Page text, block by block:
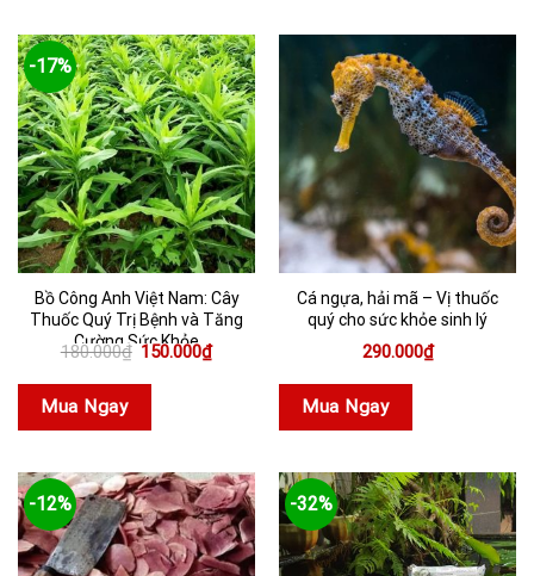
-17%
Bồ Công Anh Việt Nam: Cây
Thuốc Quý Trị Bệnh và Tăng
Cường Sức Khỏe
180.000₫ Giá
là:
150.000₫Giá
hiện
Mua Ngay
Cá ngựa, hải mã – Vị thuốc
quý cho sức khỏe sinh lý
290.000₫
Mua Ngay
-12% -32%